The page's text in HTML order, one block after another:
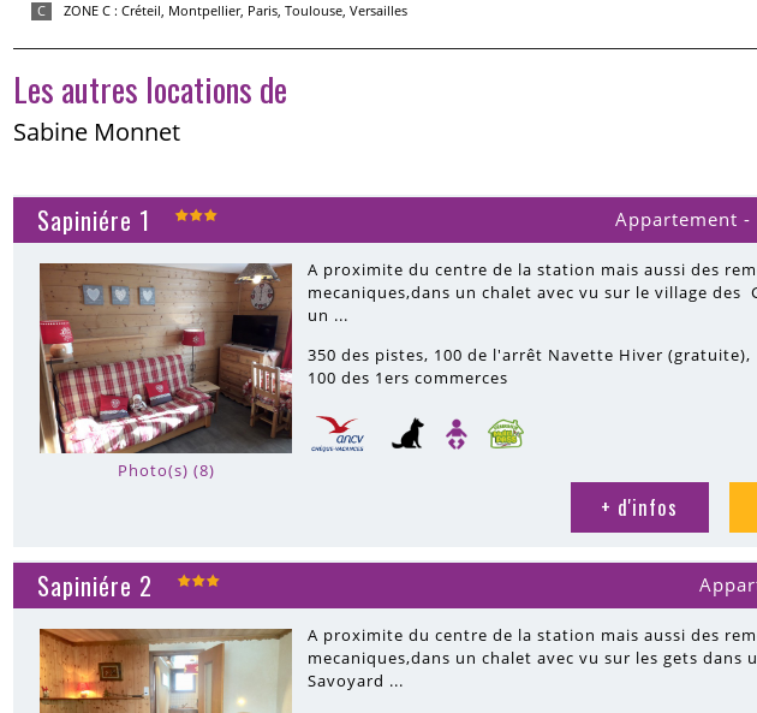
C
ZONE C : Créteil, Montpellier, Paris, Toulouse, Versailles
Les autres locations de
Sabine Monnet
Photo(s) (8)
Sapiniére 1 Appartement
A proximite du centre de la station mais aussi des
mecaniques,dans un chalet avec vu sur le village des
un ...
350 des pistes 100 de l'arrêt Navette Hiver (gratuite)
100 des 1ers commerces
+ d'infos
Sapiniére 2
A proximite du centre de la station mais aussi des
mecaniques,dans un chalet avec vu sur les gets dans
Savoyard ...